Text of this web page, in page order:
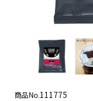
商品No.111775